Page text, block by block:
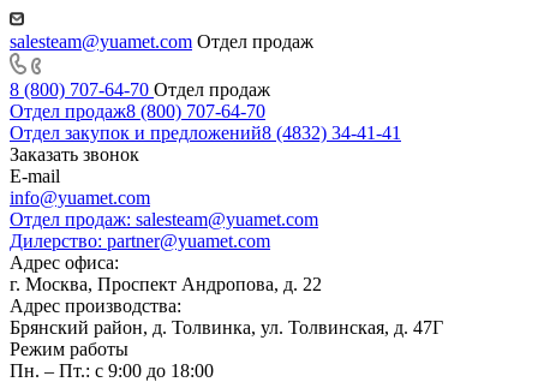
salesteam@yuamet.com Отдел продаж
8 (800) 707-64-70 Отдел продаж
Отдел продаж8 (800) 707-64-70
Отдел закупок и предложений8 (4832) 34-41-41
Заказать звонок
E-mail
info@yuamet.com
Отдел продаж: salesteam@yuamet.com
Дилерство: partner@yuamet.com
Адрес офиса:
г. Москва, Проспект Андропова, д. 22
Адрес производства:
Брянский район, д. Толвинка, ул. Толвинская, д. 47Г
Режим работы
Пн. – Пт.: с 9:00 до 18:00